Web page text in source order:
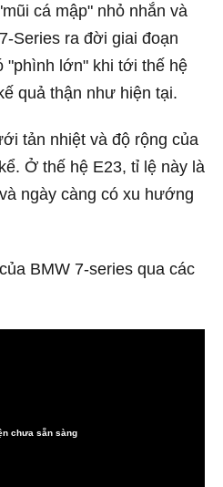
cá mập" nhỏ nhắn và
Series ra đời giai đoạn
"phình lớn" khi tới thế hệ
quả thận như hiện tại.
tản nhiệt và độ rộng của
Ở thế hệ E23, tỉ lệ này là
ngày càng có xu hướng
BMW 7-series qua các
chưa sẵn sàng